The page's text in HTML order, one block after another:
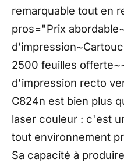
remarquable tout en
pros="Prix
2500 feuilles
d'impression recto
C824n est bien plus
laser couleur : c'est
tout environnement
Sa capacité à